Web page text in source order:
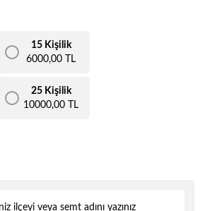
15 Kişilik
6000,00 TL
25 Kişilik
10000,00 TL